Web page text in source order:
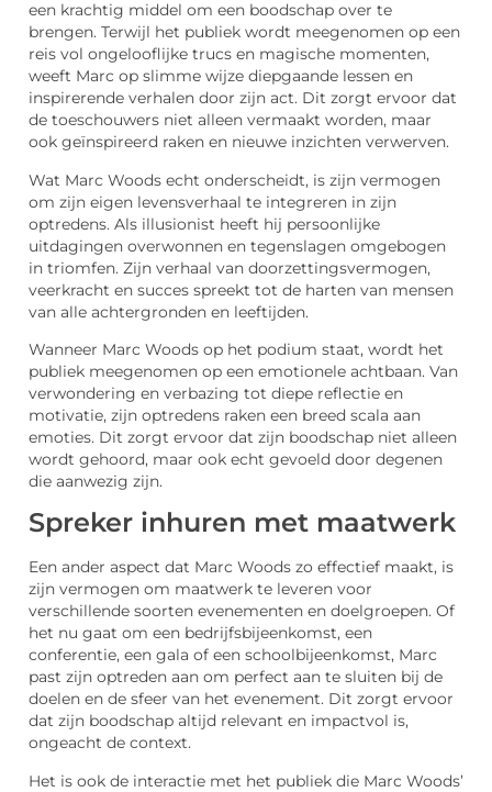
een krachtig middel om een boodschap over te
brengen. Terwijl het publiek wordt meegenomen op een
reis vol ongelooflijke trucs en magische momenten,
weeft Marc op slimme wijze diepgaande lessen en
inspirerende verhalen door zijn act. Dit zorgt ervoor dat
de toeschouwers niet alleen vermaakt worden, maar
ook geïnspireerd raken en nieuwe inzichten verwerven.
Wat Marc Woods echt onderscheidt, is zijn vermogen
om zijn eigen levensverhaal te integreren in zijn
optredens. Als illusionist heeft hij persoonlijke
uitdagingen overwonnen en tegenslagen omgebogen
in triomfen. Zijn verhaal van doorzettingsvermogen,
veerkracht en succes spreekt tot de harten van mensen
van alle achtergronden en leeftijden.
Wanneer Marc Woods op het podium staat, wordt het
publiek meegenomen op een emotionele achtbaan. Van
verwondering en verbazing tot diepe reflectie en
motivatie, zijn optredens raken een breed scala aan
emoties. Dit zorgt ervoor dat zijn boodschap niet alleen
wordt gehoord, maar ook echt gevoeld door degenen
die aanwezig zijn.
Spreker inhuren met maatwerk
Een ander aspect dat Marc Woods zo effectief maakt, is
zijn vermogen om maatwerk te leveren voor
verschillende soorten evenementen en doelgroepen. Of
het nu gaat om een bedrijfsbijeenkomst, een
conferentie, een gala of een schoolbijeenkomst, Marc
past zijn optreden aan om perfect aan te sluiten bij de
doelen en de sfeer van het evenement. Dit zorgt ervoor
dat zijn boodschap altijd relevant en impactvol is,
ongeacht de context.
Het is ook de interactie met het publiek die Marc Woods’